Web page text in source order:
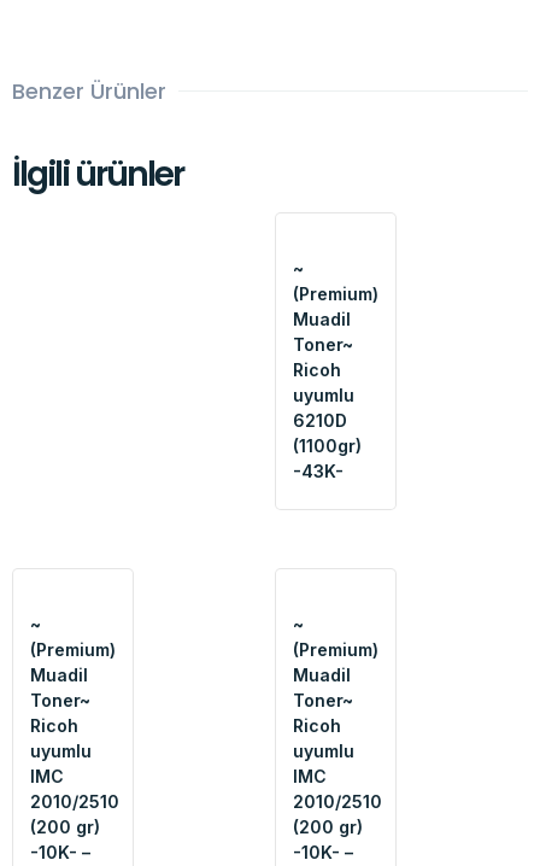
Benzer Ürünler
İlgili ürünler
~
(Premium)
Muadil
Toner~
Ricoh
uyumlu
6210D
(1100gr)
-43K-
~
(Premium)
Muadil
Toner~
Ricoh
uyumlu
IMC
2010/2510
(200 gr)
-10K- –
~
(Premium)
Muadil
Toner~
Ricoh
uyumlu
IMC
2010/2510
(200 gr)
-10K- –